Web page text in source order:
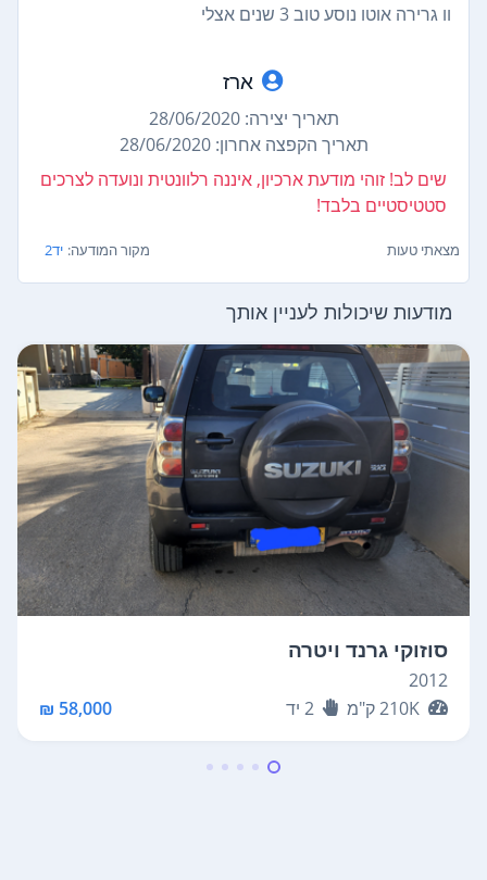
וו גרירה אוטו נוסע טוב 3 שנים אצלי
ארז
תאריך יצירה: 28/06/2020
תאריך הקפצה אחרון: 28/06/2020
שים לב! זוהי מודעת ארכיון, איננה רלוונטית ונועדה לצרכים
סטטיסטיים בלבד!
מצאתי טעות מקור המודעה: יד2
מודעות שיכולות לעניין אותך
סוזוקי גרנד ויטרה
2012
210Kק"מ 2 יד 58,000 ₪